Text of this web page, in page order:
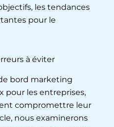
les tendances
pour le
à éviter
bord marketing
pour les entreprises,
compromettre leur
nous examinerons